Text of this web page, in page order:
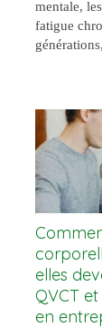
mentale,
fatigue
elles
QVCT
en